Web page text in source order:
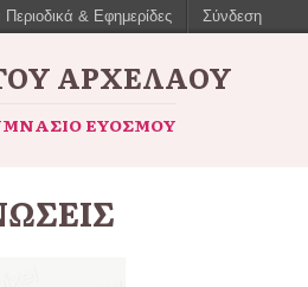
ΑΡΧΈΛΑΟΥ
ΕΥΌΣΜΟΥ
& Εφημερίδες Σύνδεση